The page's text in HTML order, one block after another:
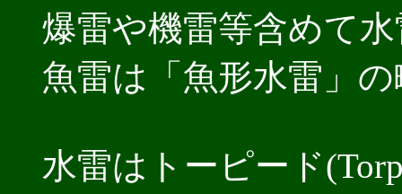
爆雷や機雷等含めて水
魚雷は「魚形水雷」の
水雷はトーピード